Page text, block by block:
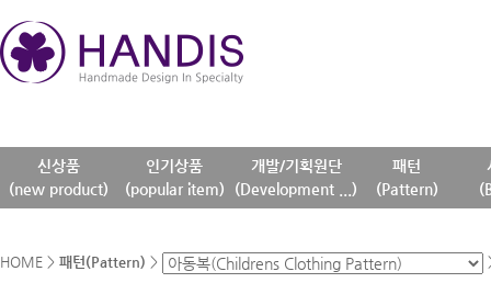
신상품
(new product)
인기상품
(popular item)
개발/기획원단
(Development ...)
패턴
(Pattern)
HOME > 패턴(Pattern) >